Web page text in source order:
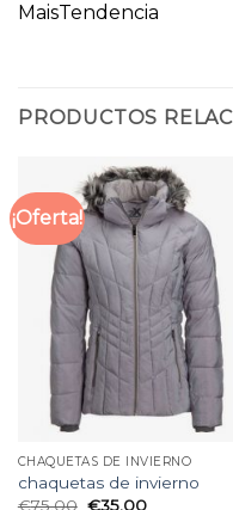
MaisTendencia
PRODUCTOS
¡Oferta!
CHAQUETAS DE INVIERNO
chaquetas de invierno
€75.00 €35.00